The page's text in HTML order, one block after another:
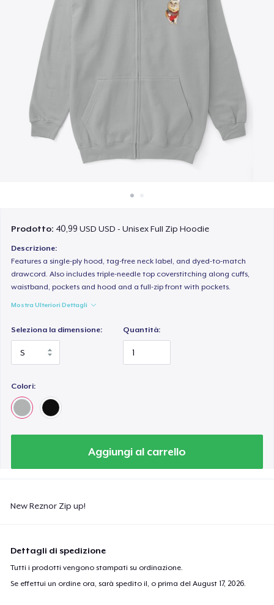
Prodotto: 40,99 USD USD - Unisex Full Zip Hoodie
Descrizione:
Features a single-ply hood, tag-free neck label, and dyed-to-match
drawcord. Also includes triple-needle top coverstitching along cuffs,
waistband, pockets and hood and a full-zip front with pockets.
Mostra Ulteriori Dettagli
Seleziona la dimensione: Quantità:
Colori:
Aggiungi al carrello
New Reznor Zip up!
Dettagli di spedizione
Tutti i prodotti vengono stampati su ordinazione.
Se effettui un ordine ora, sarà spedito il, o prima delAugust 17, 2026